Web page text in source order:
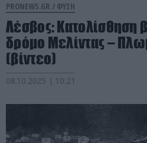
PRONEWS.GR / ΦΥΣΗ
Λέσβος: Κατολίσθηση
δρόμο Μελίντας –
(βίντεο)
08.10.2025 | 10:21